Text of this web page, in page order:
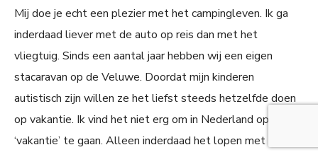
Mij doe je echt een plezier met het campingleven. Ik ga
inderdaad liever met de auto op reis dan met het
vliegtuig. Sinds een aantal jaar hebben wij een eigen
stacaravan op de Veluwe. Doordat mijn kinderen
autistisch zijn willen ze het liefst steeds hetzelfde doen
op vakantie. Ik vind het niet erg om in Nederland op
‘vakantie’ te gaan. Alleen inderdaad het lopen met de